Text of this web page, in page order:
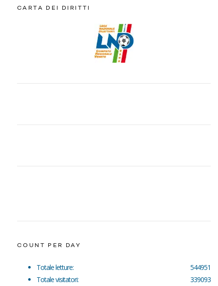
CARTA DEI DIRITTI
COUNT PER DAY
544951
Totale letture:
339093
Totale visitatori: